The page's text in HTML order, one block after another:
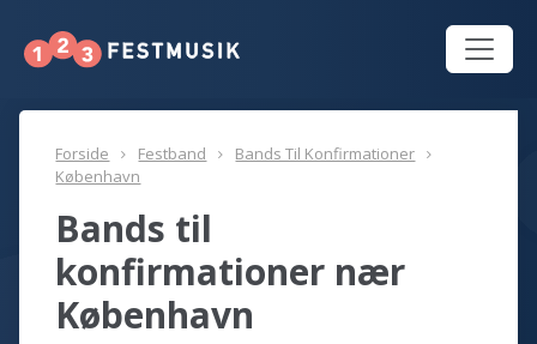
Forside Festband
Bands Til Konfirmationer
København
Bands til
konfirmationer nær
København